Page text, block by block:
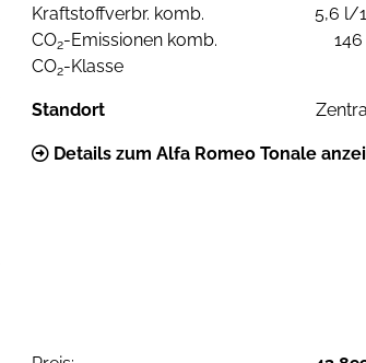
Kraftstoffverbr. komb.
5,6 l/
CO2-Emissionen komb.
CO2-Klasse
Standort
Details zum Alfa Romeo Tonale